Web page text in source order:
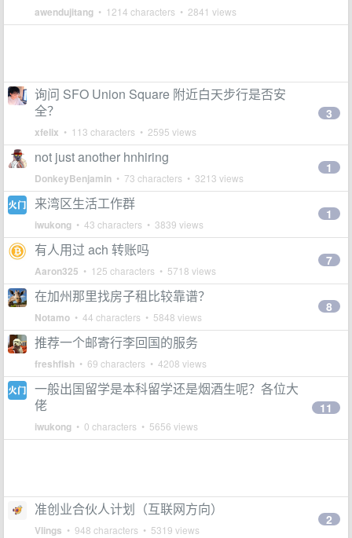
awendujitang • 1214 characters • 2841 views
询问 SFO Union Square 附近白天步行是否安
全？
xfelix • 113 characters • 2595 views
3
not just another hnhiring
DonkeyBenjamin • 73 characters • 3213 views
1
来湾区生活工作群
iwukong • 43 characters • 3839 views
1
有人用过 ach 转账吗
Aaron325 • 125 characters • 5718 views
7
在加州那里找房子租比较靠谱？
Notamo • 44 characters • 5848 views
8
推荐一个邮寄行李回国的服务
freshfish • 69 characters • 4208 views
一般出国留学是本科留学还是烟酒生呢？各位大
佬
iwukong • 0 characters • 5656 views
11
准创业合伙人计划（互联网方向）
Vlings • 948 characters • 5319 views
2